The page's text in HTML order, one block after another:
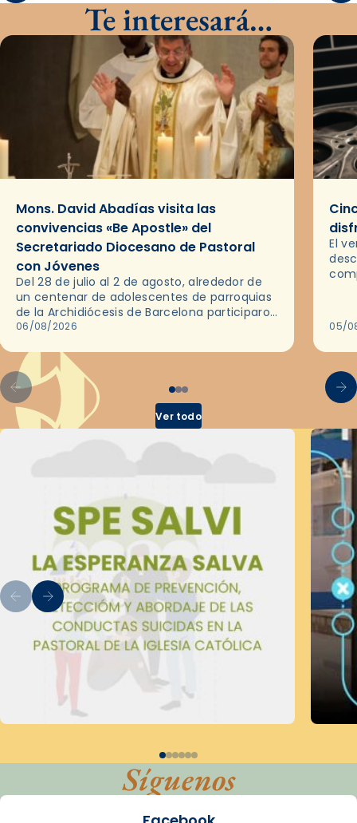
Te interesará…
Mons. David Abadías visita las
convivencias «Be Apostle» del
Secretariado Diocesano de Pastoral
con Jóvenes
Del 28 de julio al 2 de agosto, alrededor de
un centenar de adolescentes de parroquias
de la Archidiócesis de Barcelona participaron
en las convivencias Be Apostle, organizadas
06/08/2026
El
05/
Ver todo
Síguenos